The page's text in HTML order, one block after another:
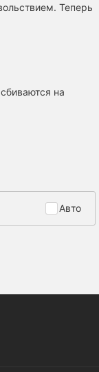
Теперь
на
Авто